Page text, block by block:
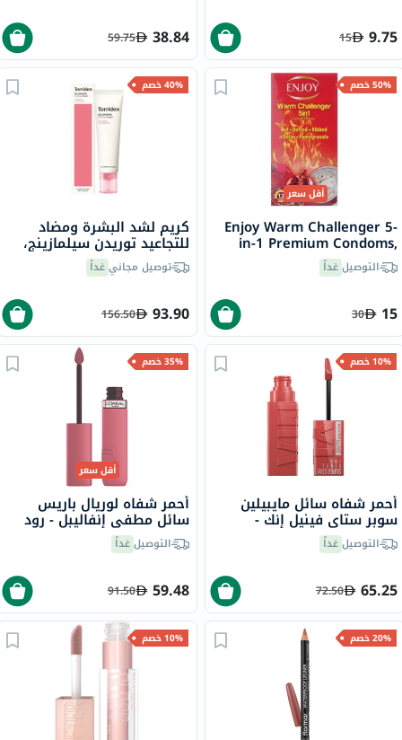
9.75
15
38.84
59.75
50% خصم
أقل سعر
Enjoy Warm Challenger 5-
in-1 Premium Condoms,
Pack of 12's
التوصيلغداً
15
30
40% خصم
كريم لشد البشرة ومضاد
للتجاعيد توريدن سيلمازينج،
60 ملتوصيل مجانيغداً
93.90
156.50
10% خصم
أحمر شفاه سائل مايبيلين
سوبر ستاي فينيل إنك -
بيتشي/15
التوصيلغداً
65.25
72.50
35% خصم
أقل سعر
أحمر شفاه لوريال باريس
سائل مطفي إنفاليبل - رود
تريبينغ/240
التوصيلغداً
59.48
91.50
20% خصم 10% خصم